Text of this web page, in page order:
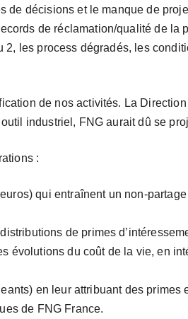
de décisions et le manque de
de réclamation/qualité de la
les process dégradés, les
de nos activités. La Direction
industriel, FNG aurait dû se
:
qui entraînent un non-
de primes
évolutions du coût de la vie, en
en leur attribuant des primes
de FNG France.